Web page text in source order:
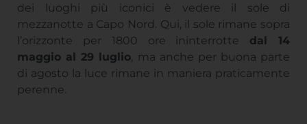
dei luoghi più iconici è vedere il sole di
mezzanotte a Capo Nord. Qui, il sole rimane sopra
l’orizzonte per 1800 ore ininterrotte dal 14
maggio al 29 luglio , ma anche per buona parte
di agosto la luce rimane in maniera praticamente
perenne.